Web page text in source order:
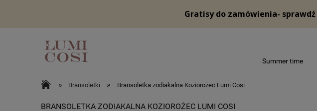
Summer time
» Bransoletki » Bransoletka zodiakalna Koziorożec Lumi Cosi
BRANSOLETKA ZODIAKALNA KOZIOROŻEC LUMI COSI